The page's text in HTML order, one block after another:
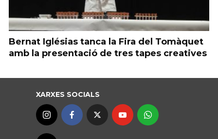
Bernat Iglésias tanca la Fira del Tomàquet
amb la presentació de tres tapes creatives
XARXES SOCIALS